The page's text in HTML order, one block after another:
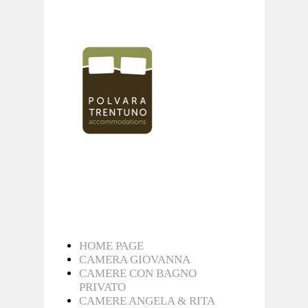
HOME PAGE
CAMERA GIOVANNA
CAMERE CON BAGNO
PRIVATO
CAMERE ANGELA & RITA